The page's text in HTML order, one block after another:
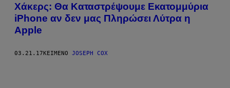
Χάκερς: Θα Καταστρέψουμε Εκατομμύρια
iPhone αν δεν μας Πληρώσει Λύτρα η
Apple
03.21.17ΚΕΊΜΕΝΟ JOSEPH COX